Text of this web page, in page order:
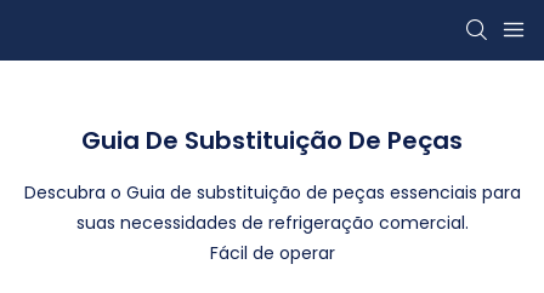
Guia De Substituição De Peças
Descubra o Guia de substituição de peças essenciais para
suas necessidades de refrigeração comercial.
Fácil de operar